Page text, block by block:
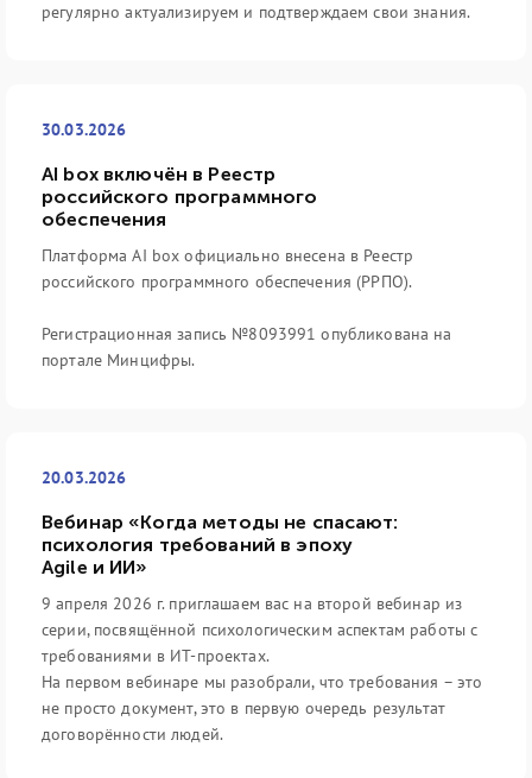
регулярно актуализируем и подтверждаем свои знания.
30.03.2026
AI box включён в Реестр
российского программного
обеспечения
Платформа AI box официально внесена в Реестр
российского программного обеспечения (РРПО).
Регистрационная запись №8093991 опубликована на
портале Минцифры.
20.03.2026
Вебинар «Когда методы не спасают:
психология требований в эпоху
Agile и ИИ»
9 апреля 2026 г. приглашаем вас на второй вебинар из
серии, посвящённой психологическим аспектам работы с
требованиями в ИТ-проектах.
На первом вебинаре мы разобрали, что требования – это
не просто документ, это в первую очередь результат
договорённости людей.